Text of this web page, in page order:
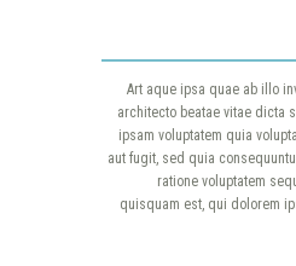
Art aque ipsa quae ab illo
architecto beatae vitae dicta
ipsam voluptatem quia
aut fugit, sed quia
ratione voluptatem
quisquam est, qui dolorem